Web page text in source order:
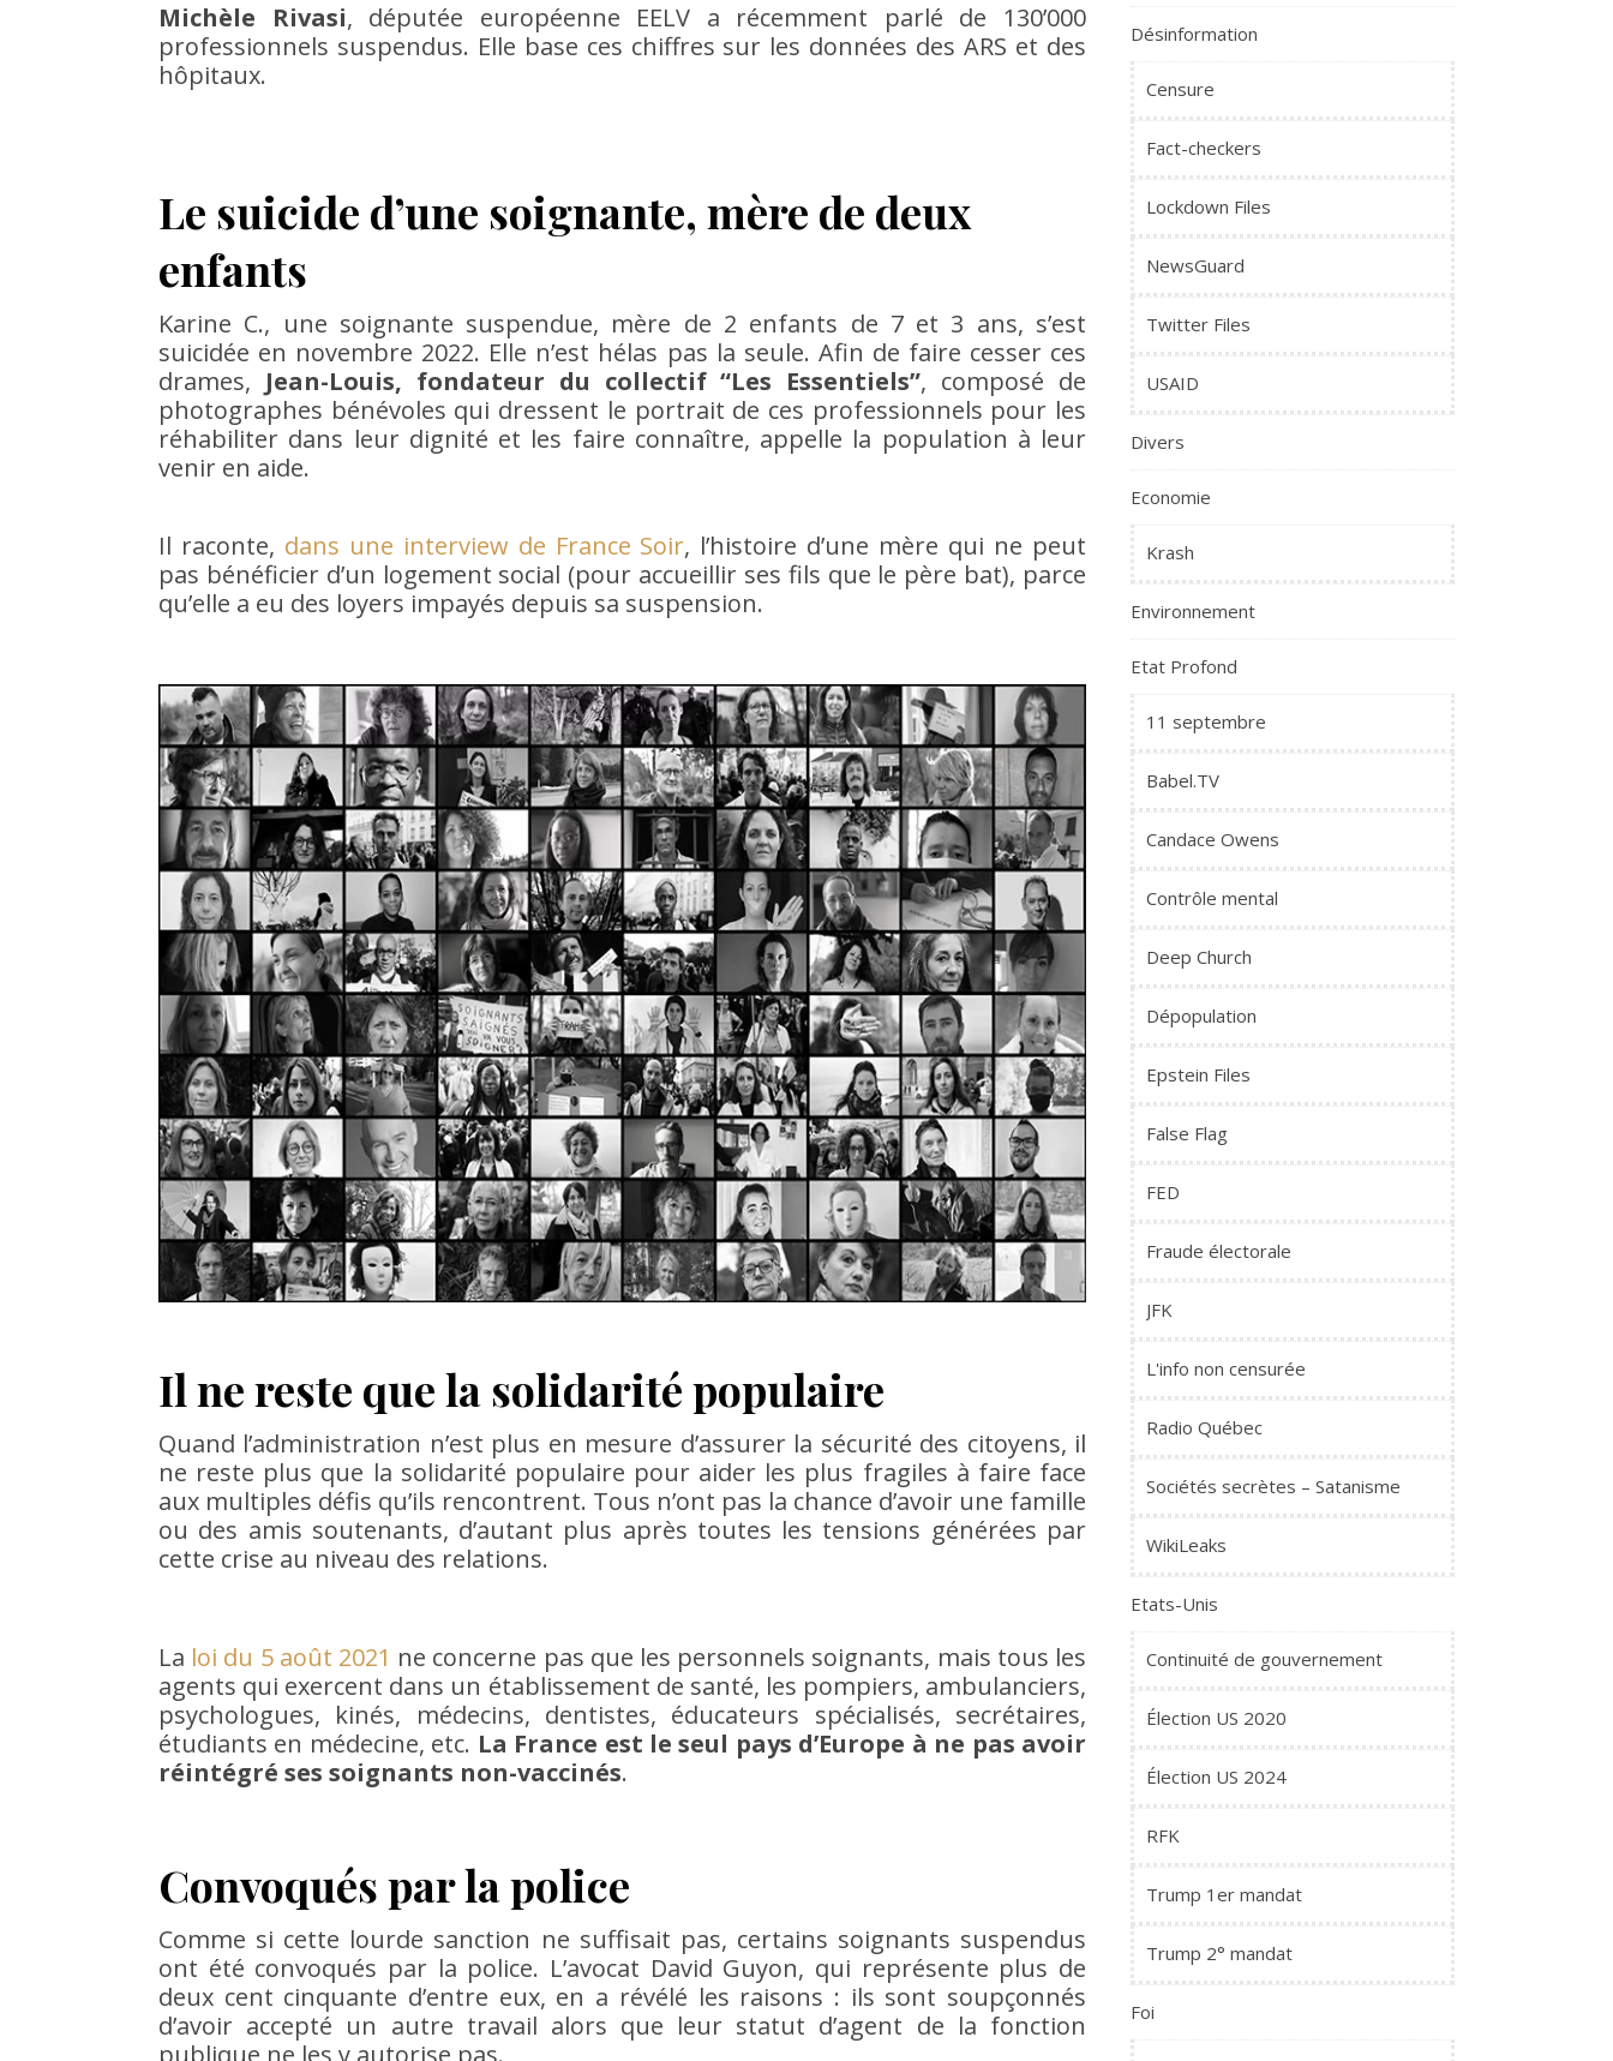
Michèle Rivasi, députée européenne EELV a récemment parlé de 130’000
professionnels suspendus. Elle base ces chiffres sur les données des ARS et des
hôpitaux.
Le suicide d’une soignante, mère de deux
enfants
Karine C., une soignante suspendue, mère de 2 enfants de 7 et 3 ans, s’est
suicidée en novembre 2022. Elle n’est hélas pas la seule. Afin de faire cesser ces
drames, Jean-Louis, fondateur du collectif “Les Essentiels”, composé de
photographes bénévoles qui dressent le portrait de ces professionnels pour les
réhabiliter dans leur dignité et les faire connaître, appelle la population à leur
venir en aide.
Il raconte, dans une interview de France Soir, l’histoire d’une mère qui ne peut
pas bénéficier d’un logement social (pour accueillir ses fils que le père bat), parce
qu’elle a eu des loyers impayés depuis sa suspension.
Il ne reste que la solidarité populaire
Quand l’administration n’est plus en mesure d’assurer la sécurité des citoyens, il
ne reste plus que la solidarité populaire pour aider les plus fragiles à faire face
aux multiples défis qu’ils rencontrent. Tous n’ont pas la chance d’avoir une famille
ou des amis soutenants, d’autant plus après toutes les tensions générées par
cette crise au niveau des relations.
La loi du 5 août 2021 ne concerne pas que les personnels soignants, mais tous les
agents qui exercent dans un établissement de santé, les pompiers, ambulanciers,
psychologues, kinés, médecins, dentistes, éducateurs spécialisés, secrétaires,
étudiants en médecine, etc. La France est le seul pays d’Europe à ne pas avoir
réintégré ses soignants non-vaccinés.
Convoqués par la police
Comme si cette lourde sanction ne suffisait pas, certains soignants suspendus
ont été convoqués par la police. L’avocat David Guyon, qui représente plus de
deux cent cinquante d’entre eux, en a révélé les raisons : ils sont soupçonnés
d’avoir accepté un autre travail alors que leur statut d’agent de la fonction
publique ne les y autorise pas.
Désinformation
Censure
Fact-checkers
Lockdown Files
NewsGuard
Twitter Files
USAID
Divers
Economie
Krash
Environnement
Etat Profond
11 septembre
Babel.TV
Candace Owens
Contrôle mental
Deep Church
Dépopulation
Epstein Files
False Flag
FED
Fraude électorale
JFK
L'info non censurée
Radio Québec
Sociétés secrètes – Satanisme
WikiLeaks
Etats-Unis
Continuité de gouvernement
Élection US 2020
Élection US 2024
RFK
Trump 1er mandat
Trump 2° mandat
Foi